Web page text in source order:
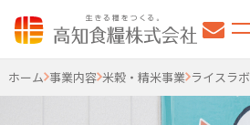
高知食糧株式会社
ホーム 事業内容 米穀・精米事業 ライスラボ